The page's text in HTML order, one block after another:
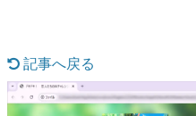
カテゴリ
記事へ戻る